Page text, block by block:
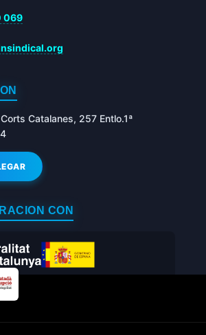
069
Catalanes, 257 Entlo.1ª
CON